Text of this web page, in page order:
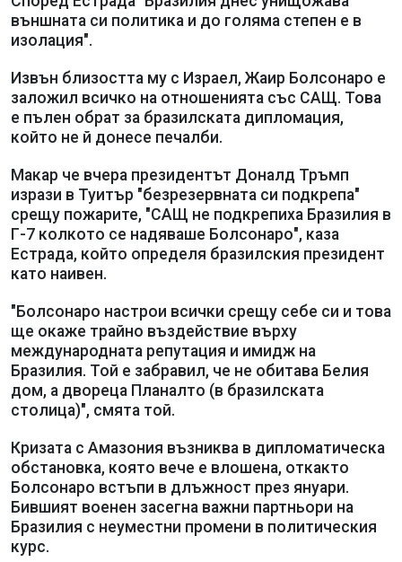
външната си политика и до голяма степен е в
изолация".
Извън близостта му с Израел, Жаир Болсонаро е
заложил всичко на отношенията със САЩ. Това
е пълен обрат за бразилската дипломация,
който не й донесе печалби.
Макар че вчера президентът Доналд Тръмп
изрази в Туитър "безрезервната си подкрепа"
срещу пожарите, "САЩ не подкрепиха Бразилия в
Г-7 колкото се надяваше Болсонаро", каза
Естрада, който определя бразилския президент
като наивен.
"Болсонаро настрои всички срещу себе си и това
ще окаже трайно въздействие върху
международната репутация и имидж на
Бразилия. Той е забравил, че не обитава Белия
дом, а двореца Планалто (в бразилската
столица)", смята той.
Кризата с Амазония възниква в дипломатическа
обстановка, която вече е влошена, откакто
Болсонаро встъпи в длъжност през януари.
Бившият военен засегна важни партньори на
Бразилия с неуместни промени в политическия
курс.